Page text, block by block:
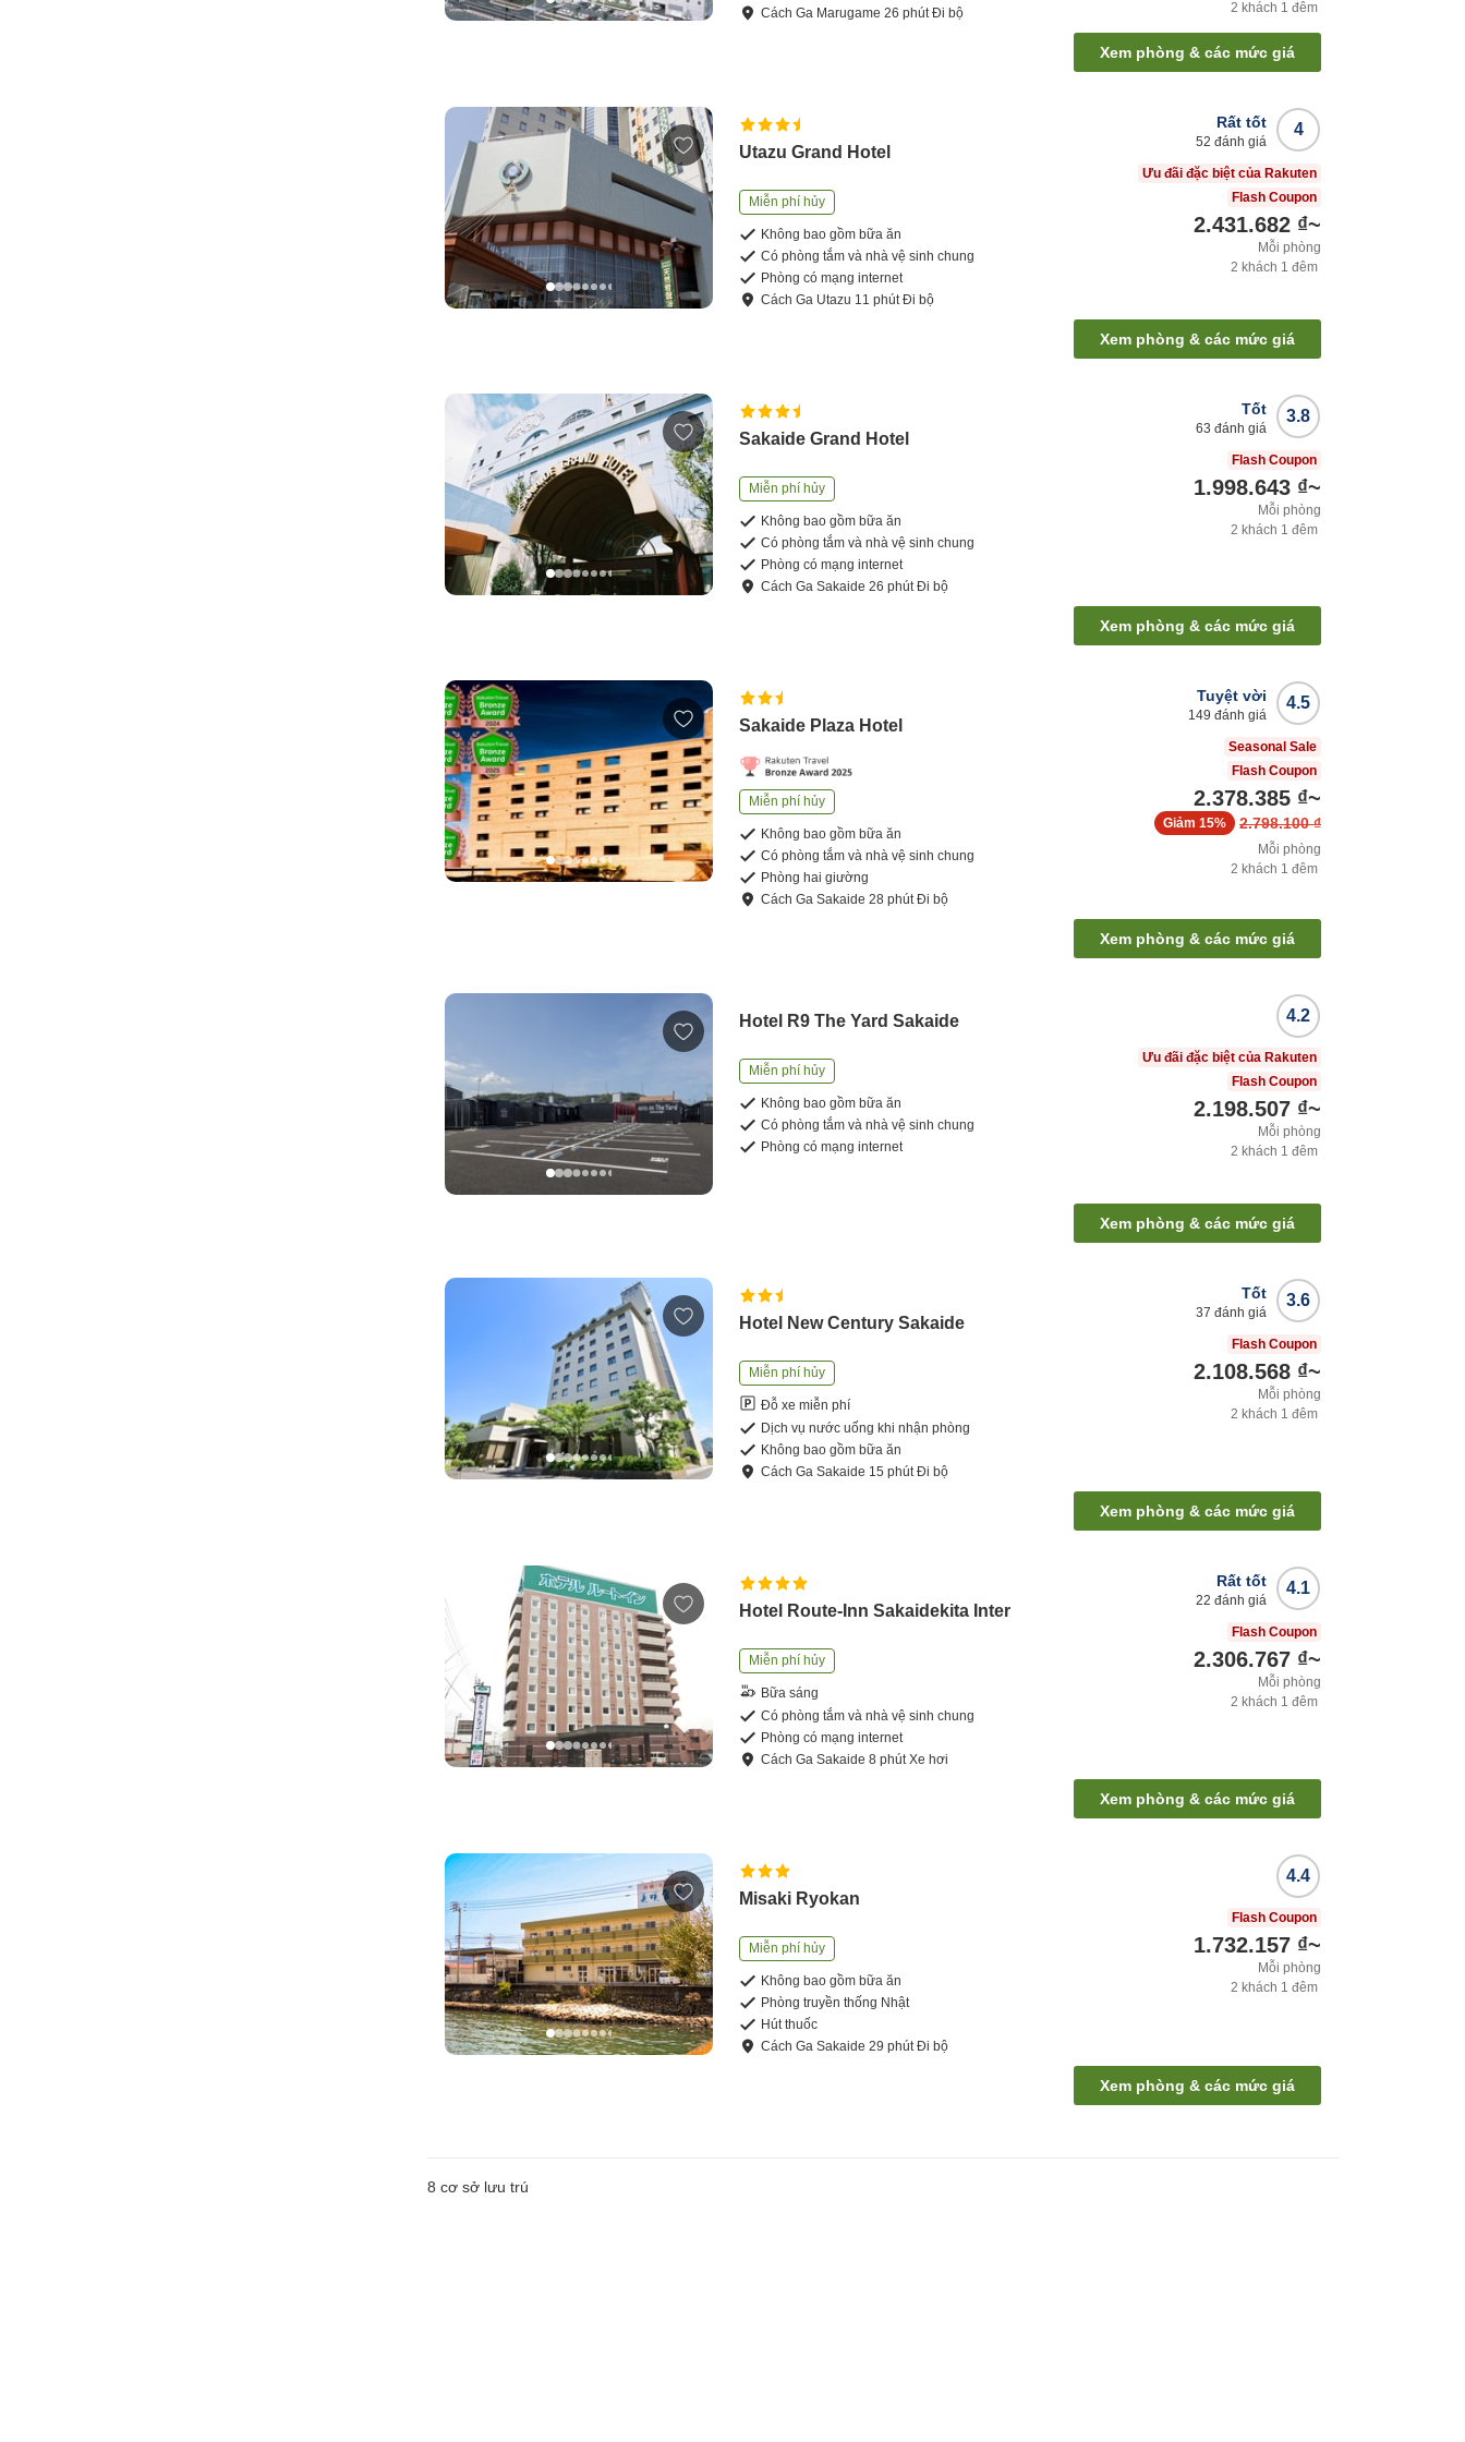
CáchGa Marugame 26 phútĐi bộ
2 khách 1 đêm
Xem phòng & các mức giá
Utazu Grand Hotel
Miễn phí hủy
Không bao gồm bữa ăn
Có phòng tắm và nhà vệ sinh chung
Phòng có mạng internet
CáchGa Utazu 11 phútĐi bộ
4
Rất tốt
52 đánh giá
Ưu đãi đặc biệt của Rakuten
Flash Coupon
2.431.682 ₫~
Mỗi phòng
2 khách 1 đêm
Xem phòng & các mức giá
Sakaide Grand Hotel
Miễn phí hủy
Không bao gồm bữa ăn
Có phòng tắm và nhà vệ sinh chung
Phòng có mạng internet
CáchGa Sakaide 26 phútĐi bộ
3.8
Tốt
63 đánh giá
Flash Coupon
1.998.643 ₫~
Mỗi phòng
2 khách 1 đêm
Xem phòng & các mức giá
Sakaide Plaza Hotel
Miễn phí hủy
Không bao gồm bữa ăn
Có phòng tắm và nhà vệ sinh chung
Phòng hai giường
CáchGa Sakaide 28 phútĐi bộ
4.5
Tuyệt vời
149 đánh giá
Seasonal Sale
Flash Coupon
2.378.385 ₫~
2.798.100 ₫
Giảm 15%
Mỗi phòng
2 khách 1 đêm
Xem phòng & các mức giá
Hotel R9 The Yard Sakaide
Miễn phí hủy
Không bao gồm bữa ăn
Có phòng tắm và nhà vệ sinh chung
Phòng có mạng internet
4.2
Ưu đãi đặc biệt của Rakuten
Flash Coupon
2.198.507 ₫~
Mỗi phòng
2 khách 1 đêm
Xem phòng & các mức giá
Hotel New Century Sakaide
Miễn phí hủy
Đỗ xe miễn phí
Dịch vụ nước uống khi nhận phòng
Không bao gồm bữa ăn
CáchGa Sakaide 15 phútĐi bộ
3.6
Tốt
37 đánh giá
Flash Coupon
2.108.568 ₫~
Mỗi phòng
2 khách 1 đêm
Xem phòng & các mức giá
Hotel Route-Inn Sakaidekita Inter
Miễn phí hủy
Bữa sáng
Có phòng tắm và nhà vệ sinh chung
Phòng có mạng internet
CáchGa Sakaide 8 phútXe hơi
4.1
Rất tốt
22 đánh giá
Flash Coupon
2.306.767 ₫~
Mỗi phòng
2 khách 1 đêm
Xem phòng & các mức giá
Misaki Ryokan
Miễn phí hủy
Không bao gồm bữa ăn
Phòng truyền thống Nhật
Hút thuốc
CáchGa Sakaide 29 phútĐi bộ
4.4
Flash Coupon
1.732.157 ₫~
Mỗi phòng
2 khách 1 đêm
Xem phòng & các mức giá
8 cơ sở lưu trú